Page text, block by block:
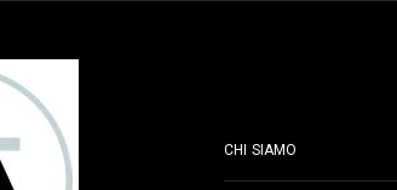
CHI SIAMO